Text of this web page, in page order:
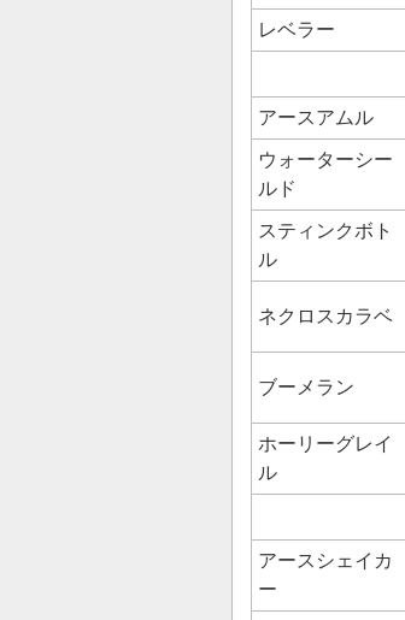
レベラー
アースアムル
ウォーターシー
ルド
スティンクボト
ル
ネクロスカラベ
ブーメラン
ホーリーグレイ
ル
アースシェイカ
ー